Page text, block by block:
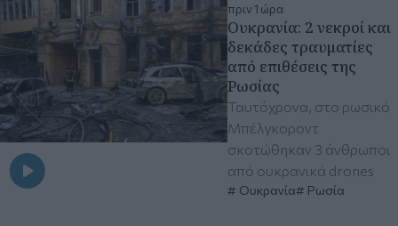
πριν 1 ώρα
Ουκρανία: 2 νεκροί και
δεκάδες τραυματίες
από επιθέσεις της
Ρωσίας
Ταυτόχρονα, στο ρωσικό
Μπέλγκοροντ
σκοτώθηκαν 3 άνθρωποι
από ουκρανικά drones
Ουκρανία Ρωσία